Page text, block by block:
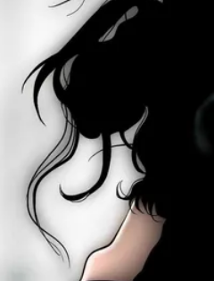
更近 暴風圈逼近岸處
全交保＋限居
標編號」藏玄機
台積電一檔狂賺76億
！8年總帳一次掀翻
往原因超Man